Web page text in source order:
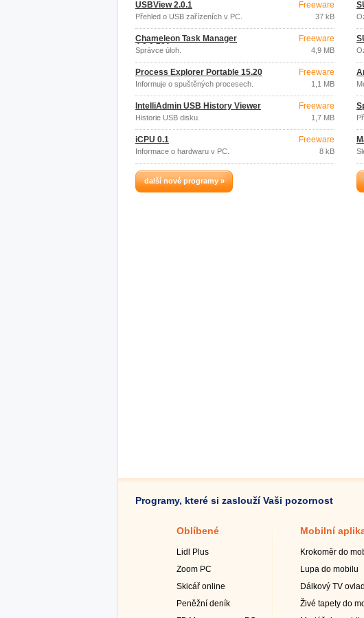
USBView 2.0.1
Přehled o USB zařízeních v PC.
Freeware
37 kB
Chameleon Task Manager
4.0.0.701
Správce úloh.
Freeware
4,9 MB
Process Explorer Portable 15.20
Informuje o spuštěných procesech.
Freeware
1,1 MB
IntelliAdmin USB History Viewer
Historie USB disku.
Freeware
1,7 MB
iCPU 0.1
Informace o hardwaru v PC.
Freeware
8 kB
další nové programy »
Programy, které si zaslouží Vaši pozornost
Oblíbené
Lidl Plus
Zoom PC
Skicář online
Peněžní deník
Mobilní
Krokoměr do
Lupa do mobilu
Dálkový TV
Živé tapety do